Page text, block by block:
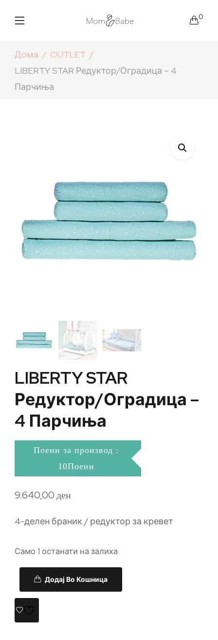
0
Дома
OUTLET
LIBERTY STAR Редуктор/оградица – 4
Парчиња
LIBERTY STAR
Редуктор/оградица –
4 Парчиња
Поени за производ :
10Поени
9.640,00ден
4-делен браник / редуктор за кревет
Само 1 останати на залиха
Додај Во Кошница